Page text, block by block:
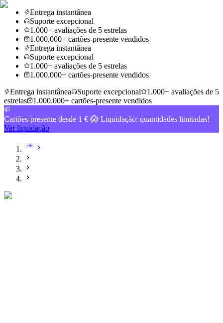
Entrega instantânea
Suporte excepcional
1.000+ avaliações de 5 estrelas
1.000.000+ cartões-presente vendidos
Entrega instantânea
Suporte excepcional
1.000+ avaliações de 5 estrelas
1.000.000+ cartões-presente vendidos
Entrega instantânea
Suporte excepcional
1.000+ avaliações de 5
estrelas
1.000.000+ cartões-presente vendidos
Cartões-presente desde 1 € 😱 Liquidação: quantidades limitadas!
Ver liquidação